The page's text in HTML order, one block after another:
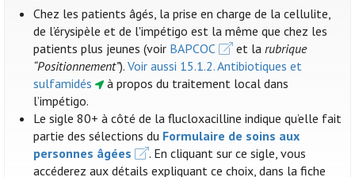
Chez les patients âgés, la prise en charge de la cellulite,
de l’érysipèle et de l'impétigo est la même que chez les
patients plus jeunes (voir BAPCOC et larubrique
“Positionnement”).Voir aussi 15.1.2. Antibiotiques et
sulfamidés
à propos du traitement local dans
l’impétigo.
Le sigle 80+ à côté de la flucloxacilline indique qu’elle fait
partie des sélections du Formulaire de soins aux
personnes âgées
. En cliquant sur ce sigle, vous
accéderez aux détails expliquant ce choix, dans la fiche